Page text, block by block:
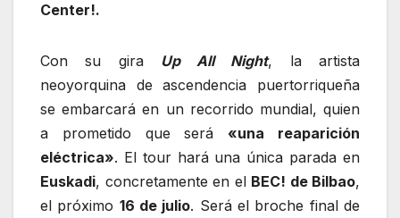
Center!.
Con su gira Up All Night, la artista
neoyorquina de ascendencia puertorriqueña
se embarcará en un recorrido mundial, quien
a prometido que será «una reaparición
eléctrica». El tour hará una única parada en
Euskadi, concretamente en el BEC! de Bilbao,
el próximo 16 de julio. Será el broche final de